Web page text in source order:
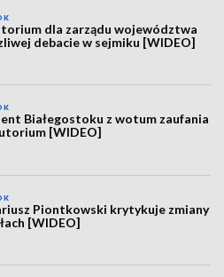
dla zarządu województwa
debacie w sejmiku [WIDEO]
Białegostoku z wotum zaufania
[WIDEO]
Piontkowski krytykuje zmiany
[WIDEO]